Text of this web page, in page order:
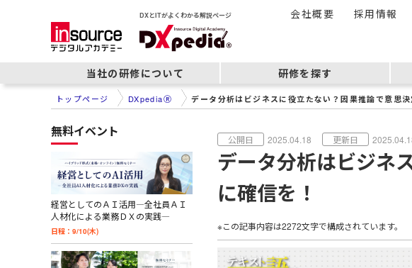
DXとITがよくわかる解説ページ 会社概要 採用情報
当社の研修について 研修を探す
トップページ DXpediaⓇ データ分析はビジネスに役立たない？因果推論で意思決
2025.04.18
データ分析はビジネ
に確信を！
※この記事内容は2272文字で構成されています。
無料イベント
経営としてのＡＩ活用―全社員ＡＩ
人材化による業務ＤＸの実践―
日程：9/10(木)